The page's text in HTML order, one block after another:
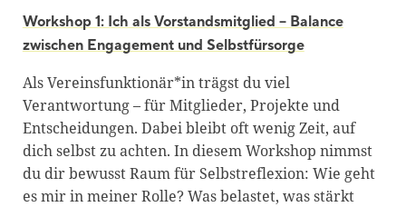
Workshop 1: Ich als Vorstandsmitglied – Balance
zwischen Engagement und Selbstfürsorge
Als Vereinsfunktionär*in trägst du viel
Verantwortung – für Mitglieder, Projekte und
Entscheidungen. Dabei bleibt oft wenig Zeit, auf
dich selbst zu achten. In diesem Workshop nimmst
du dir bewusst Raum für Selbstreflexion: Wie geht
es mir in meiner Rolle? Was belastet, was stärkt